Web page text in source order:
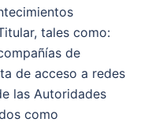
tales como:
de
de acceso a redes
las Autoridades
como